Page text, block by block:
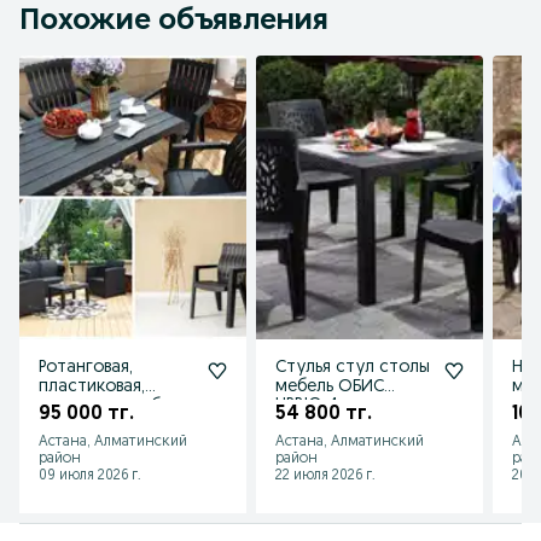
Похожие объявления
Ротанговая,
пластиковая,
плетенная мебель.
Кафе. Ротанг
95 000 тг.
Астана, Алматинский
район
09 июля 2026 г.
Стулья стул столы
мебель ОБИС
URBIO 4шт с
54 800 тг.
Астана, Алматинский
район
22 июля 2026 г.
20